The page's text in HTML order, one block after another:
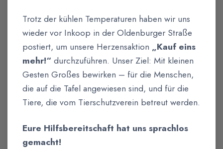
Trotz der kühlen Temperaturen haben wir uns
wieder vor Inkoop in der Oldenburger Straße
postiert, um unsere Herzensaktion „Kauf eins
mehr!“ durchzuführen. Unser Ziel: Mit kleinen
Gesten Großes bewirken – für die Menschen,
die auf die Tafel angewiesen sind, und für die
Tiere, die vom Tierschutzverein betreut werden.
Eure Hilfsbereitschaft hat uns sprachlos
gemacht!